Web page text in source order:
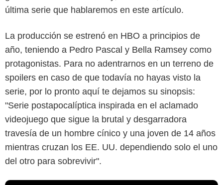
última serie que hablaremos en este artículo.
La producción se estrenó en HBO a principios de
año, teniendo a Pedro Pascal y Bella Ramsey como
protagonistas. Para no adentrarnos en un terreno de
spoilers en caso de que todavía no hayas visto la
serie, por lo pronto aquí te dejamos su sinopsis:
"Serie postapocalíptica inspirada en el aclamado
videojuego que sigue la brutal y desgarradora
travesía de un hombre cínico y una joven de 14 años
mientras cruzan los EE. UU. dependiendo solo el uno
del otro para sobrevivir".